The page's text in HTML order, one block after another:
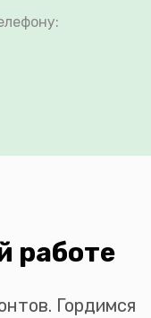
работе
Гордимся